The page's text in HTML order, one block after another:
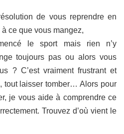
de vous reprendre en
ce que vous mangez,
le sport mais rien n’y
toujours pas ou alors vous
? C’est vraiment frustrant et
tout laisser tomber… Alors pour
je vous aide à comprendre ce
Trouvez d’où vient le